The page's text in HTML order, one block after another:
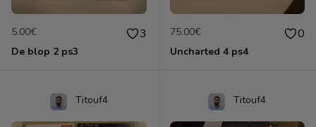
5.00€ 3
De blop 2 ps3
75.00€ 0
Uncharted 4 ps4
Titouf4 Titouf4